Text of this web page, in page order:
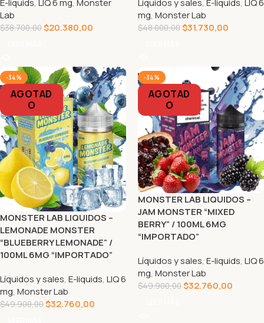
E-liquids, LIQ 6 mg, Monster
Lab
$38.700,00$20.380,00
Líquidos y sales, E-liquids, LIQ 6
mg, Monster Lab
$48.000,00$31.730,00
-34%
AGOTAD
O
MONSTER LAB LIQUIDOS –
LEMONADE MONSTER
“BLUEBERRY LEMONADE” /
100ML 6MG “IMPORTADO”
Líquidos y sales, E-liquids, LIQ 6
mg, Monster Lab
$49.900,00$32.760,00
-34%
AGOTAD
O
MONSTER LAB LIQUIDOS –
JAM MONSTER “MIXED
BERRY” / 100ML 6MG
“IMPORTADO”
Líquidos y sales, E-liquids, LIQ 6
mg, Monster Lab
$49.900,00$32.760,00